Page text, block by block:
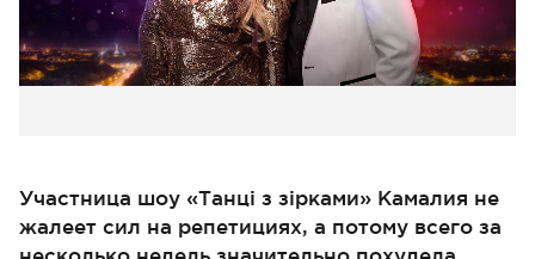
Участница шоу «Танці з зірками» Камалия не
жалеет сил на репетициях, а потому всего за